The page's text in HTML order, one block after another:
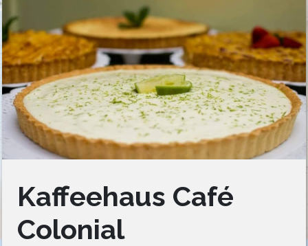
Kaffeehaus Café
Colonial